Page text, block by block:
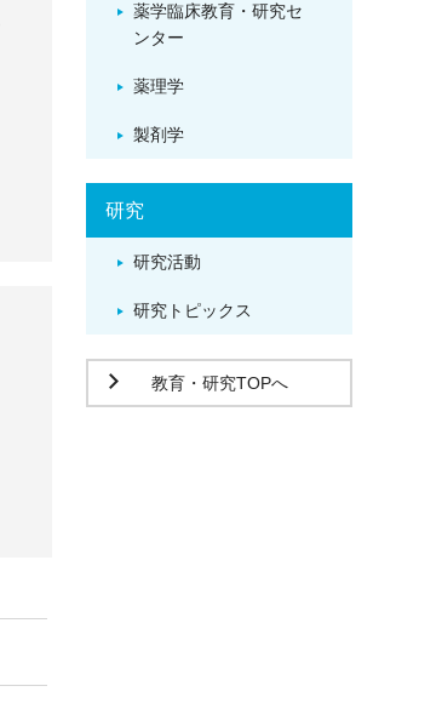
薬学臨床教育・研究セ
ンター
薬理学
製剤学
研究
研究活動
研究トピックス
教育・研究TOPへ